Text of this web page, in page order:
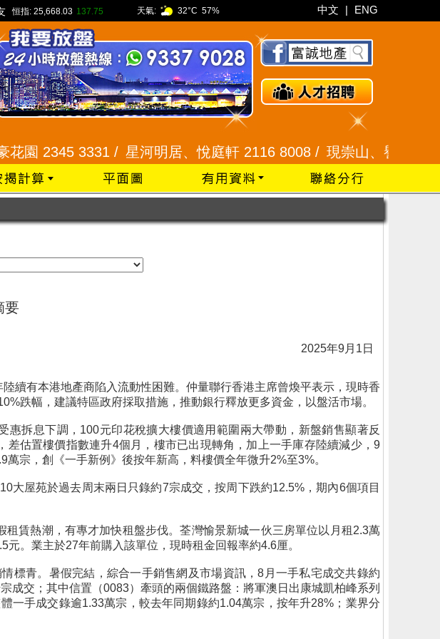
恒指: 25,668.03 137.75 天氣: 32°C 57% 中文 | ENG
園 2345 3331 /星河明居、悅庭軒 2116 8008 /現崇山、譽港灣
要
2025年9月1日
續有本港地產商陷入流動性困難。仲量聯行香港主席曾煥平表示，現時香
跌幅，建議特區政府採取措施，推動銀行釋放更多資金，以盤活市場。
惠拆息下調，100元印花稅擴大樓價適用範圍兩大帶動，新盤銷售顯著反
估置樓價指數連升4個月，樓市已出現轉角，加上一手庫存陸續減少，9
宗，創《一手新例》後按年新高，料樓價全年微升2%至3%。
大屋苑於過去周末兩日只錄約7宗成交，按周下跌約12.5%，期內6個項目
賃熱潮，有專才加快租盤步伐。荃灣愉景新城一伙三房單位以月租2.3萬
。業主於27年前購入該單位，現時租金回報率約4.6厘。
標青。暑假完結，綜合一手銷售網及市場資訊，8月一手私宅成交共錄約
交；其中信置（0083）牽頭的兩個鐵路盤：將軍澳日出康城凱柏峰系列
一手成交錄逾1.33萬宗，較去年同期錄約1.04萬宗，按年升28%；業界分